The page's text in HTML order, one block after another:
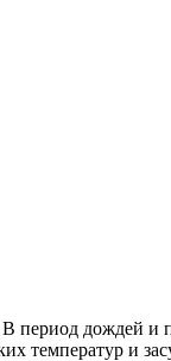
период
температур и